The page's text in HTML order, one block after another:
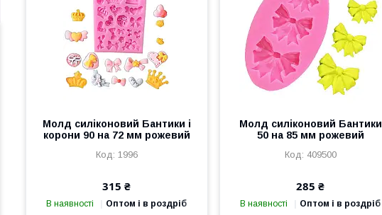
Молд силіконовий Бантики і
корони 90 на 72 мм рожевий
1996
315 ₴
В наявності Оптом і в роздріб
Молд силіконовий Бантики
50 на 85 мм рожевий
409500
285 ₴
В наявності Оптом і в роздріб